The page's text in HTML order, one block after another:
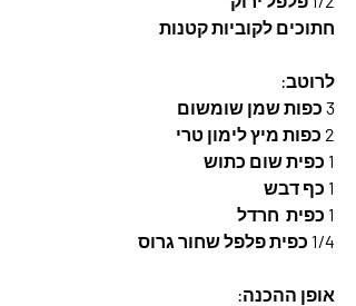
חתוכים לקוביות קטנות
לרוטב:
3 כפות שמן שומשום
2 כפות מיץ לימון טרי
1 כפית שום כתוש
1 כף דבש
1 כפית  חרדל
1/4 כפית פלפל שחור גרוס
אופן ההכנה: